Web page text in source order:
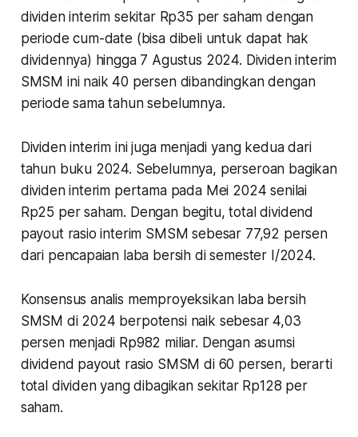
dividen interim sekitar Rp35 per saham dengan
periode cum-date (bisa dibeli untuk dapat hak
dividennya) hingga 7 Agustus 2024. Dividen interim
SMSM ini naik 40 persen dibandingkan dengan
periode sama tahun sebelumnya.
Dividen interim ini juga menjadi yang kedua dari
tahun buku 2024. Sebelumnya, perseroan bagikan
dividen interim pertama pada Mei 2024 senilai
Rp25 per saham. Dengan begitu, total dividend
payout rasio interim SMSM sebesar 77,92 persen
dari pencapaian laba bersih di semester I/2024.
Konsensus analis memproyeksikan laba bersih
SMSM di 2024 berpotensi naik sebesar 4,03
persen menjadi Rp982 miliar. Dengan asumsi
dividend payout rasio SMSM di 60 persen, berarti
total dividen yang dibagikan sekitar Rp128 per
saham.